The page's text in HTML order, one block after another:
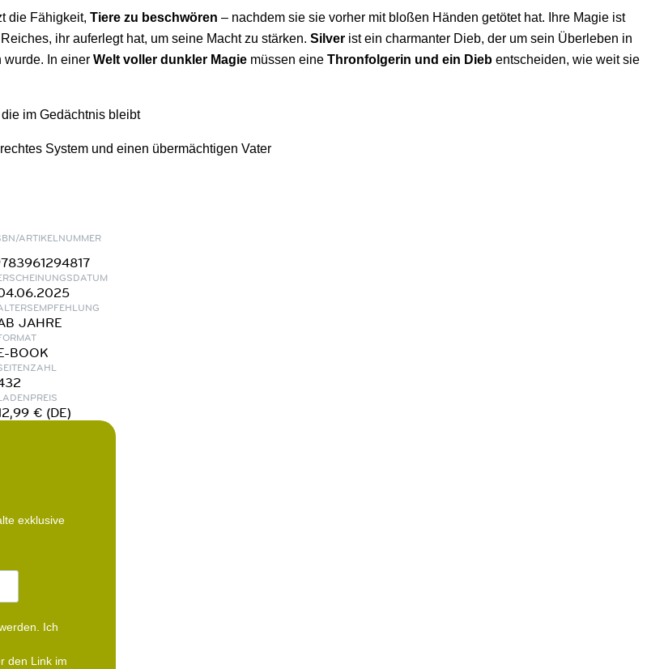
die Fähigkeit, Tiere zu beschwören – nachdem sie sie vorher mit bloßen Händen getötet hat. Ihre Magie ist
ihr auferlegt hat, um seine Macht zu stärken. Silver ist ein charmanter Dieb, der um sein Überleben in
wurde. In einer Welt voller dunkler Magie müssen eine Thronfolgerin und ein Dieb entscheiden, wie weit sie
im Gedächtnis bleibt
System und einen übermächtigen Vater
ARTIKELNUMMER
JAHRE
BOOK
€ (DE)
exklusive
Ich
den Link im